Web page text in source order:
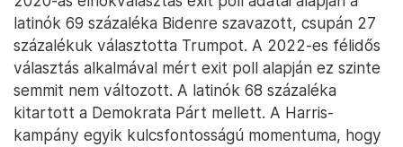
latinók 69 százaléka Bidenre szavazott, csupán 27
százalékuk választotta Trumpot. A 2022-es félidős
választás alkalmával mért exit poll alapján ez szinte
semmit nem változott. A latinók 68 százaléka
kitartott a Demokrata Párt mellett. A Harris-
kampány egyik kulcsfontosságú momentuma, hogy